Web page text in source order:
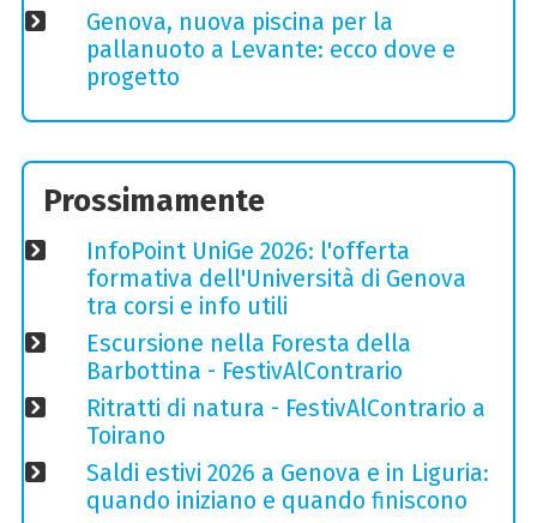
Genova, nuova piscina per la
pallanuoto a Levante: ecco dove e
progetto
Prossimamente
InfoPoint UniGe 2026: l'offerta
formativa dell'Università di Genova
tra corsi e info utili
Escursione nella Foresta della
Barbottina - FestivAlContrario
Ritratti di natura - FestivAlContrario a
Toirano
Saldi estivi 2026 a Genova e in Liguria:
quando iniziano e quando finiscono